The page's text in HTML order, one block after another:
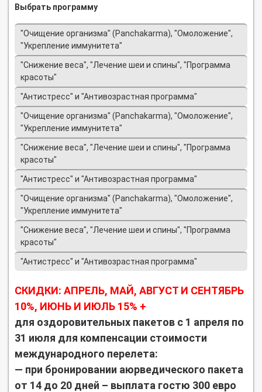
Выбрать программу
"Очищение организма" (Panchakarma), "Омоложение",
"Укрепление иммунитета"
"Снижение веса", "Лечение шеи и спины", "Программа
красоты"
"Антистресс" и "Антивозрастная программа"
"Очищение организма" (Panchakarma), "Омоложение",
"Укрепление иммунитета"
"Снижение веса", "Лечение шеи и спины", "Программа
красоты"
"Антистресс" и "Антивозрастная программа"
"Очищение организма" (Panchakarma), "Омоложение",
"Укрепление иммунитета"
"Снижение веса", "Лечение шеи и спины", "Программа
красоты"
"Антистресс" и "Антивозрастная программа"
СКИДКИ: АПРЕЛЬ, МАЙ, АВГУСТ И СЕНТЯБРЬ
10%, ИЮНЬ И ИЮЛЬ 15% +
для оздоровительных пакетов с 1 апреля по
31 июля для компенсации стоимости
международного перелета:
— при бронировании аюрведического пакета
от 14 до 20 дней – выплата гостю 300 евро